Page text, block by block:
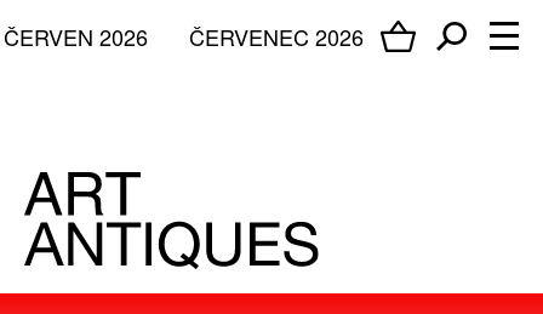
ČERVENEC 2026
ČERVEN 2026